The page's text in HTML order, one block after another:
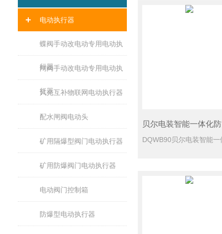
电动执行器
蝶阀手动改电动专用电动执
行器
闸阀手动改电动专用电动执
行器
风光互补物联网电动执行器
配水闸阀电动头
矿用隔爆型阀门电动执行器
矿用防爆阀门电动执行器
电动阀门控制箱
防爆型电动执行器